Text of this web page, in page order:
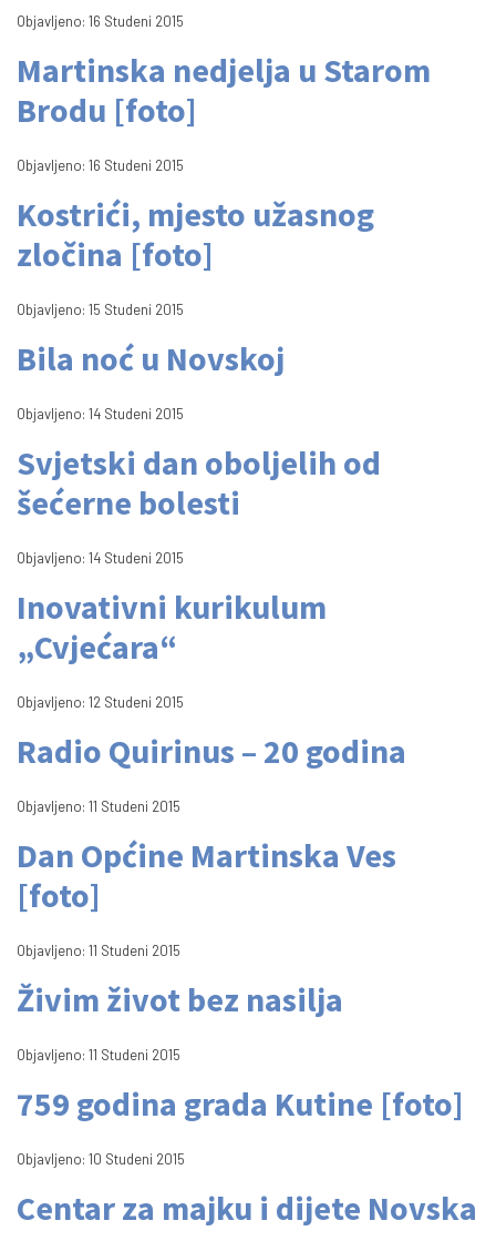
Objavljeno: 16 Studeni 2015
Martinska nedjelja u Starom
Brodu [foto]
Objavljeno: 16 Studeni 2015
Kostrići, mjesto užasnog
zločina [foto]
Objavljeno: 15 Studeni 2015
Bila noć u Novskoj
Objavljeno: 14 Studeni 2015
Svjetski dan oboljelih od
šećerne bolesti
Objavljeno: 14 Studeni 2015
Inovativni kurikulum
„Cvjećara“
Objavljeno: 12 Studeni 2015
Radio Quirinus – 20 godina
Objavljeno: 11 Studeni 2015
Dan Općine Martinska Ves
[foto]
Objavljeno: 11 Studeni 2015
Živim život bez nasilja
Objavljeno: 11 Studeni 2015
759 godina grada Kutine [foto]
Objavljeno: 10 Studeni 2015
Centar za majku i dijete Novska